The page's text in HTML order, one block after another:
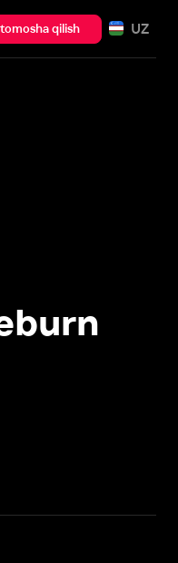
qilish UZ